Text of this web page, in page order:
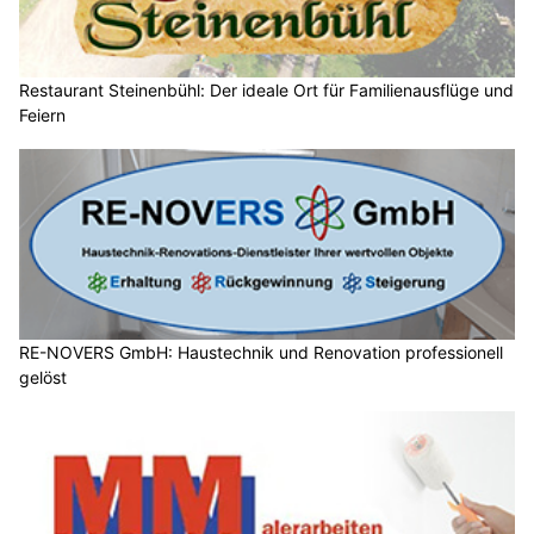
Restaurant Steinenbühl: Der ideale Ort für Familienausflüge und
Feiern
RE-NOVERS GmbH: Haustechnik und Renovation professionell
gelöst